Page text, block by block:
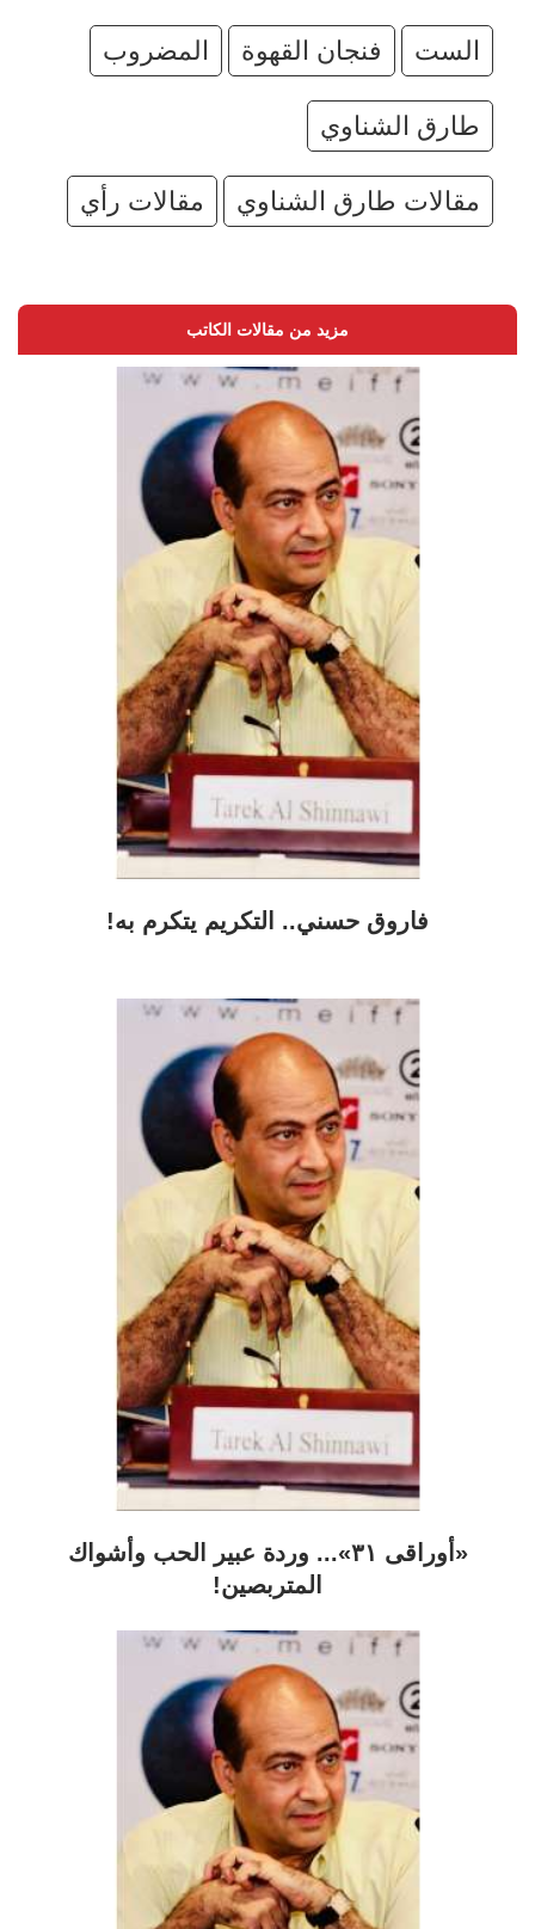
الست فنجان القهوة المضروب
طارق الشناوي
مقالات طارق الشناوي مقالات رأي
مزيد من مقالات الكاتب
فاروق حسني.. التكريم يتكرم به!
«أوراقى ٣١»... وردة عبير الحب وأشواك
المتربصين!